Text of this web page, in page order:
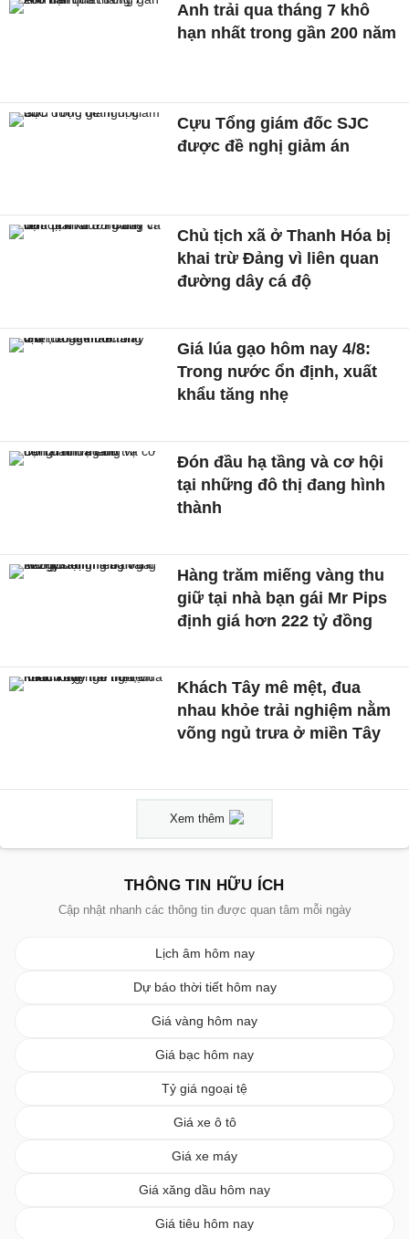
Anh trải qua tháng 7 khô
hạn nhất trong gần 200 năm
Cựu Tổng giám đốc SJC
được đề nghị giảm án
Chủ tịch xã ở Thanh Hóa bị
khai trừ Đảng vì liên quan
đường dây cá độ
Giá lúa gạo hôm nay 4/8:
Trong nước ổn định, xuất
khẩu tăng nhẹ
Đón đầu hạ tầng và cơ hội
tại những đô thị đang hình
thành
Hàng trăm miếng vàng thu
giữ tại nhà bạn gái Mr Pips
định giá hơn 222 tỷ đồng
Khách Tây mê mệt, đua
nhau khỏe trải nghiệm nằm
võng ngủ trưa ở miền Tây
Xem thêm
THÔNG TIN HỮU ÍCH
Cập nhật nhanh các thông tin được quan tâm mỗi ngày
Lịch âm hôm nay
Dự báo thời tiết hôm nay
Giá vàng hôm nay
Giá bạc hôm nay
Tỷ giá ngoại tệ
Giá xe ô tô
Giá xe máy
Giá xăng dầu hôm nay
Giá tiêu hôm nay